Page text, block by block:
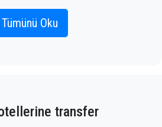
tabelada adınız yazılı olarak
gelir.
hazır olacak. Finike'da sizi
Tümünü Oku
transfer